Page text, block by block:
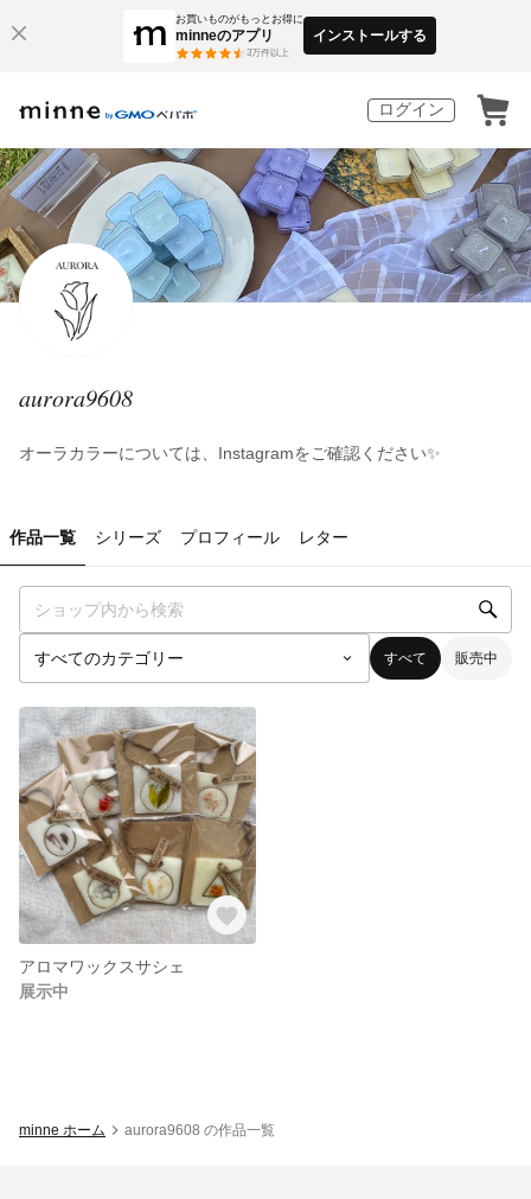
お買いものがもっとお得に
minneのアプリ
3万件以上
インストールする
ログイン
aurora9608
オーラカラーについては、Instagramをご確認ください✨
作品一覧 シリーズ プロフィール レター
すべて 販売中
アロマワックスサシェ
展示中
minne ホーム aurora9608 の作品一覧